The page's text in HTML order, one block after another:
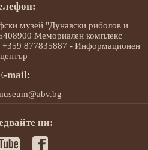
музей "Дунавски риболов и
Мемориален комплекс
+359 877835887 - Информационен
център
mail:
ни: